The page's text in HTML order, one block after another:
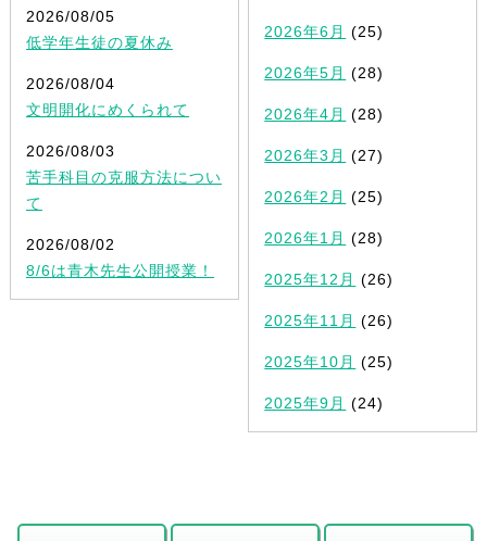
2026/08/05
低学年生徒の夏休み
2026/08/04
文明開化にめくられて
2026/08/03
苦手科目の克服方法につい
て
2026/08/02
8/6は青木先生公開授業！
2026年6月 (25)
2026年5月 (28)
2026年4月 (28)
2026年3月 (27)
2026年2月 (25)
2026年1月 (28)
2025年12月 (26)
2025年11月 (26)
2025年10月 (25)
2025年9月 (24)